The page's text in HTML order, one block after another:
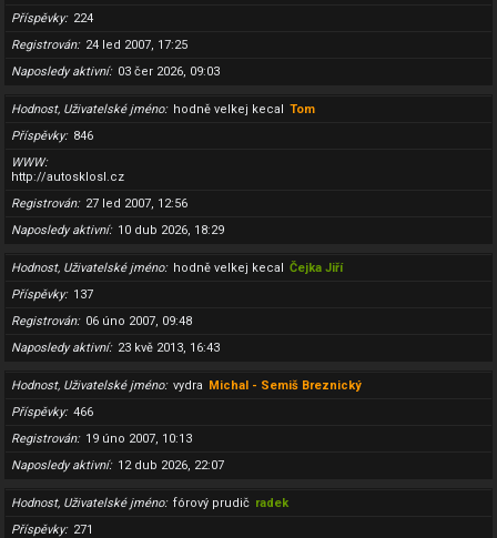
Příspěvky
224
Registrován
24 led 2007, 17:25
Naposledy aktivní
03 čer 2026, 09:03
Hodnost, Uživatelské jméno hodně velkej kecal Tom
Příspěvky
846
WWW
http://autosklosl.cz
Registrován
27 led 2007, 12:56
Naposledy aktivní
10 dub 2026, 18:29
Hodnost, Uživatelské jméno hodně velkej kecal Čejka Jiří
Příspěvky
137
Registrován
06 úno 2007, 09:48
Naposledy aktivní
23 kvě 2013, 16:43
Hodnost, Uživatelské jméno vydra Michal - Semiš Breznický
Příspěvky
466
Registrován
19 úno 2007, 10:13
Naposledy aktivní
12 dub 2026, 22:07
Hodnost, Uživatelské jméno fórový prudič radek
Příspěvky
271